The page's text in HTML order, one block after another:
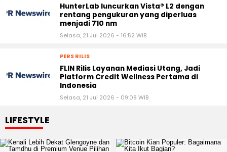
HunterLab luncurkan Vista® L2 dengan
rentang pengukuran yang diperluas
menjadi 710 nm
Selasa, 21 Jul 2026 - 16:52 WIB
PERS RILIS
FLIN Rilis Layanan Mediasi Utang, Jadi
Platform Credit Wellness Pertama di
Indonesia
Selasa, 21 Jul 2026 - 09:08 WIB
LIFESTYLE